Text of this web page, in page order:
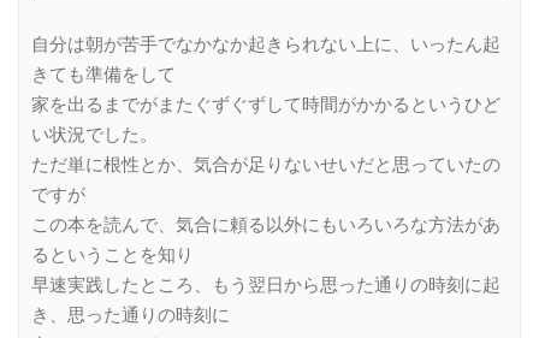
自分は朝が苦手でなかなか起きられない上に、いったん起
きても準備をして
家を出るまでがまたぐずぐずして時間がかかるというひど
い状況でした。
ただ単に根性とか、気合が足りないせいだと思っていたの
ですが
この本を読んで、気合に頼る以外にもいろいろな方法があ
るということを知り
早速実践したところ、もう翌日から思った通りの時刻に起
き、思った通りの時刻に